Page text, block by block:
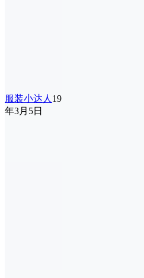
服装小达人 19
年3月5日